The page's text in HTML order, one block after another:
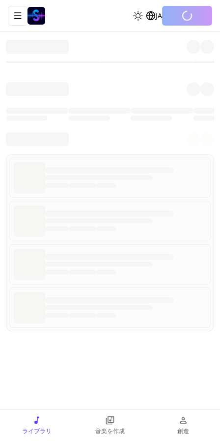
Toggle navigation menu JA
ライブラリ 音楽を作成 創造